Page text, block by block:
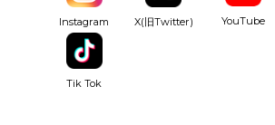
Instagram X(旧Twitter) YouTube
Tik Tok